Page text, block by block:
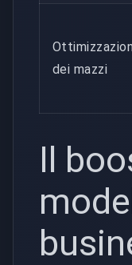
dei mazzi
Il